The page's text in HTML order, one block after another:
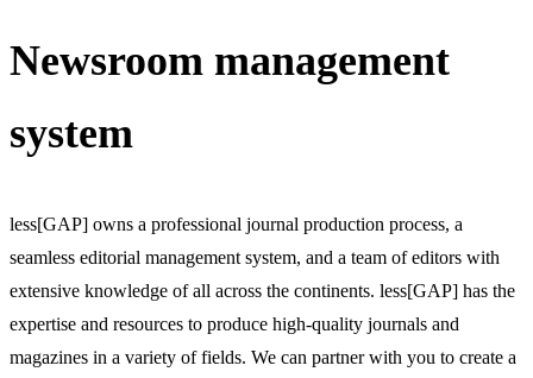
Newsroom management
system
less[GAP] owns a professional journal production process, a
seamless editorial management system, and a team of editors with
extensive knowledge of all across the continents. less[GAP] has the
expertise and resources to produce high-quality journals and
magazines in a variety of fields. We can partner with you to create a